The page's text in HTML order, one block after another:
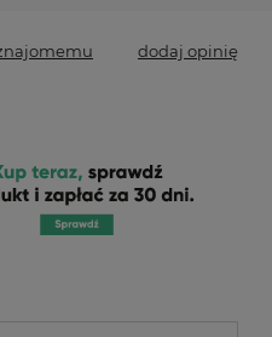
dodaj opinię